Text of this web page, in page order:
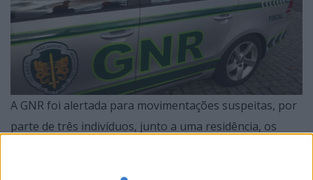
A GNR foi alertada para movimentações suspeitas, por
parte de três indivíduos, junto a uma residência, os